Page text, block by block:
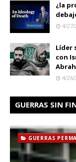
¿la
4/27/
Líder
con
4/26/
GUERRAS SIN
GUERRAS